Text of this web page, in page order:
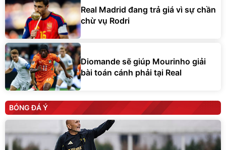
Real Madrid đang trả giá vì sự chần
chừ vụ Rodri
Diomande sẽ giúp Mourinho giải
bài toán cánh phải tại Real
BÓNG ĐÁ Ý